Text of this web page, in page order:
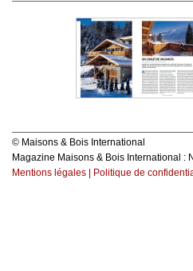
© Maisons & Bois International
Magazine Maisons & Bois International :
Mentions légales
Politique de